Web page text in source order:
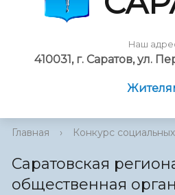
Наш
410031, г. Саратов, ул.
Главная › Конкурс
Саратовская
общественная